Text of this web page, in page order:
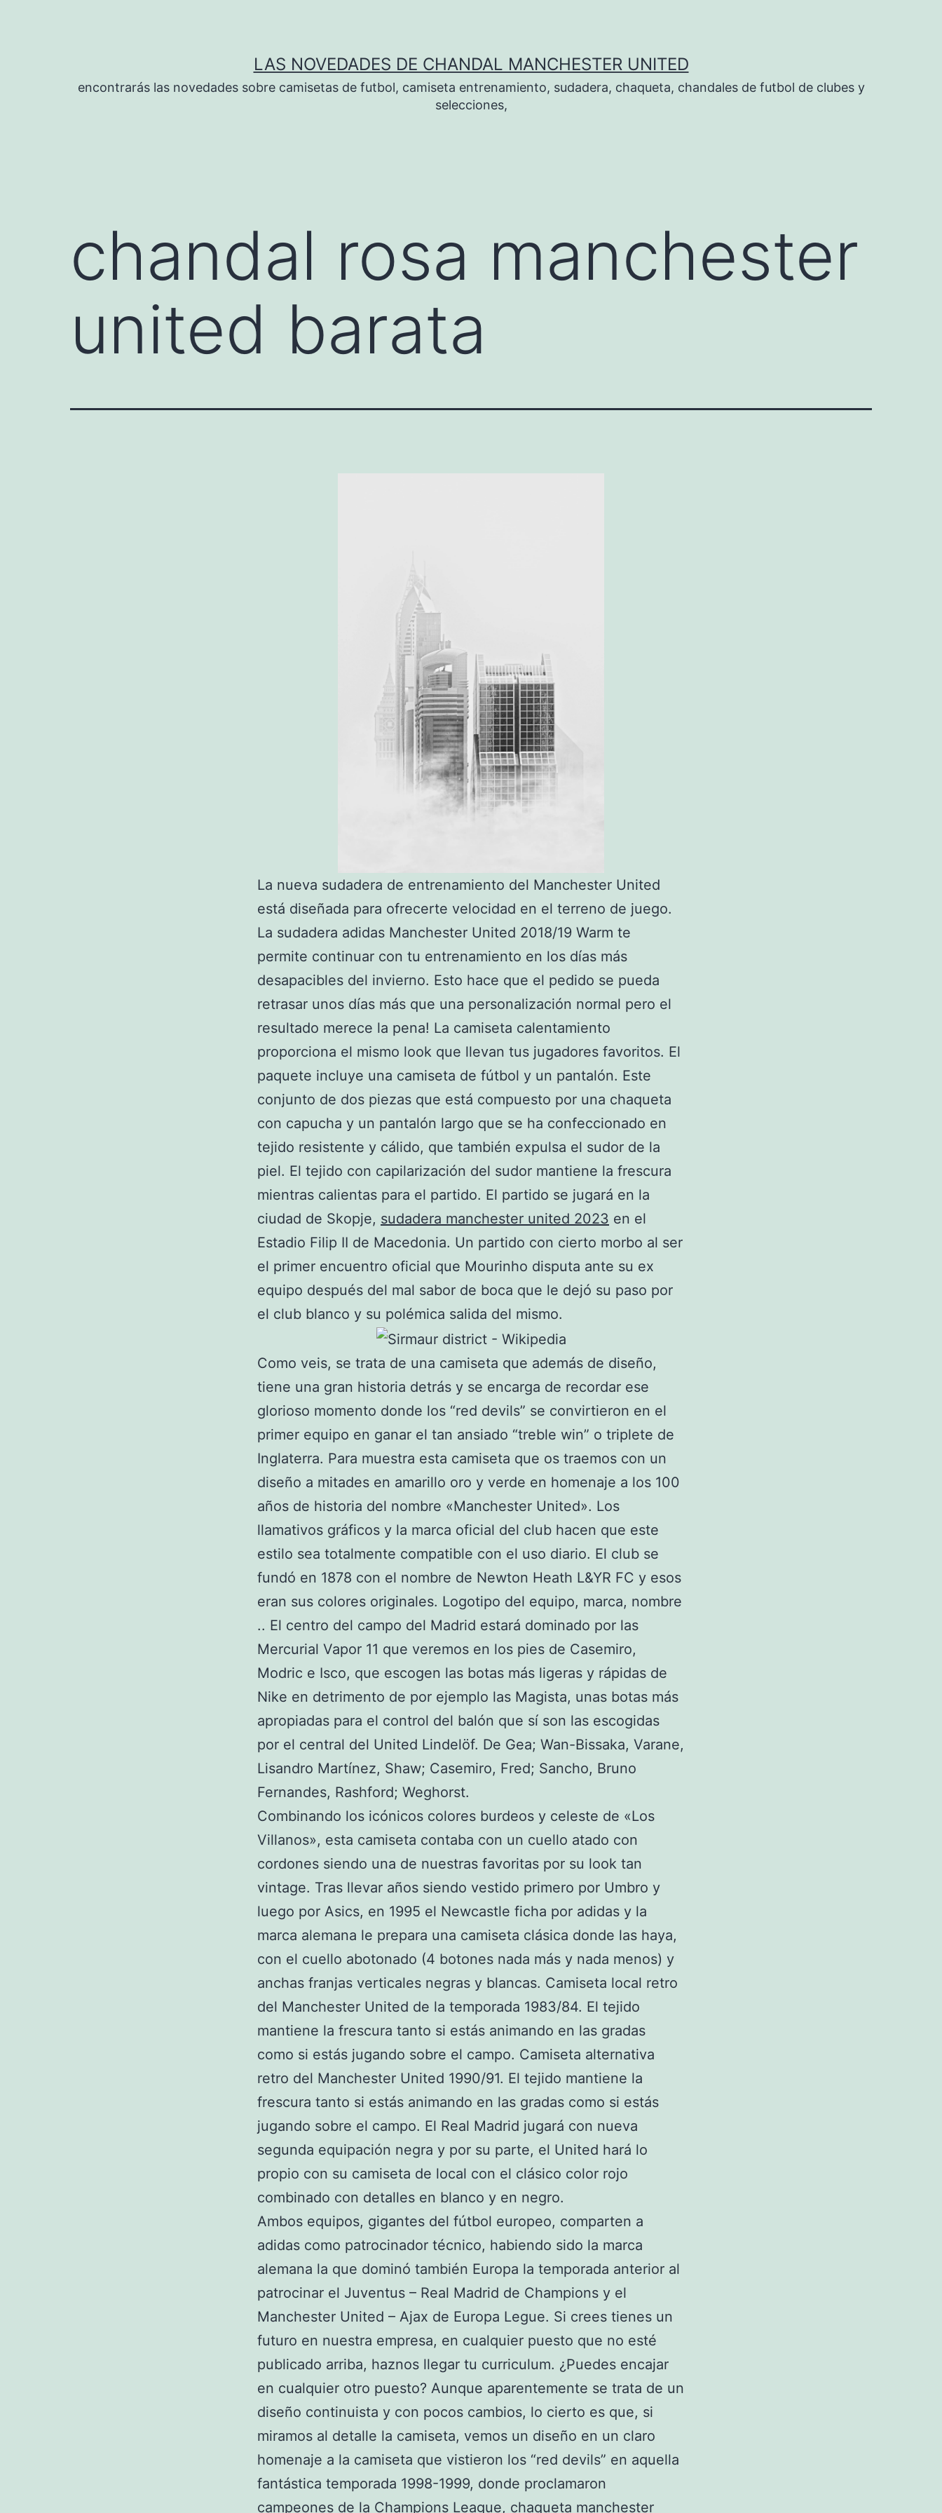
LAS NOVEDADES DE CHANDAL MANCHESTER UNITED
encontrarás las novedades sobre camisetas de futbol, camiseta entrenamiento, sudadera, chaqueta, chandales de futbol de clubes y
selecciones,
chandal rosa manchester
united barata
La nueva sudadera de entrenamiento del Manchester United
está diseñada para ofrecerte velocidad en el terreno de juego.
La sudadera adidas Manchester United 2018/19 Warm te
permite continuar con tu entrenamiento en los días más
desapacibles del invierno. Esto hace que el pedido se pueda
retrasar unos días más que una personalización normal pero el
resultado merece la pena! La camiseta calentamiento
proporciona el mismo look que llevan tus jugadores favoritos. El
paquete incluye una camiseta de fútbol y un pantalón. Este
conjunto de dos piezas que está compuesto por una chaqueta
con capucha y un pantalón largo que se ha confeccionado en
tejido resistente y cálido, que también expulsa el sudor de la
piel. El tejido con capilarización del sudor mantiene la frescura
mientras calientas para el partido. El partido se jugará en la
ciudad de Skopje, sudadera manchester united 2023 en el
Estadio Filip II de Macedonia. Un partido con cierto morbo al ser
el primer encuentro oficial que Mourinho disputa ante su ex
equipo después del mal sabor de boca que le dejó su paso por
el club blanco y su polémica salida del mismo.
Como veis, se trata de una camiseta que además de diseño,
tiene una gran historia detrás y se encarga de recordar ese
glorioso momento donde los “red devils” se convirtieron en el
primer equipo en ganar el tan ansiado “treble win” o triplete de
Inglaterra. Para muestra esta camiseta que os traemos con un
diseño a mitades en amarillo oro y verde en homenaje a los 100
años de historia del nombre «Manchester United». Los
llamativos gráficos y la marca oficial del club hacen que este
estilo sea totalmente compatible con el uso diario. El club se
fundó en 1878 con el nombre de Newton Heath L&YR FC y esos
eran sus colores originales. Logotipo del equipo, marca, nombre
.. El centro del campo del Madrid estará dominado por las
Mercurial Vapor 11 que veremos en los pies de Casemiro,
Modric e Isco, que escogen las botas más ligeras y rápidas de
Nike en detrimento de por ejemplo las Magista, unas botas más
apropiadas para el control del balón que sí son las escogidas
por el central del United Lindelöf. De Gea; Wan-Bissaka, Varane,
Lisandro Martínez, Shaw; Casemiro, Fred; Sancho, Bruno
Fernandes, Rashford; Weghorst.
Combinando los icónicos colores burdeos y celeste de «Los
Villanos», esta camiseta contaba con un cuello atado con
cordones siendo una de nuestras favoritas por su look tan
vintage. Tras llevar años siendo vestido primero por Umbro y
luego por Asics, en 1995 el Newcastle ficha por adidas y la
marca alemana le prepara una camiseta clásica donde las haya,
con el cuello abotonado (4 botones nada más y nada menos) y
anchas franjas verticales negras y blancas. Camiseta local retro
del Manchester United de la temporada 1983/84. El tejido
mantiene la frescura tanto si estás animando en las gradas
como si estás jugando sobre el campo. Camiseta alternativa
retro del Manchester United 1990/91. El tejido mantiene la
frescura tanto si estás animando en las gradas como si estás
jugando sobre el campo. El Real Madrid jugará con nueva
segunda equipación negra y por su parte, el United hará lo
propio con su camiseta de local con el clásico color rojo
combinado con detalles en blanco y en negro.
Ambos equipos, gigantes del fútbol europeo, comparten a
adidas como patrocinador técnico, habiendo sido la marca
alemana la que dominó también Europa la temporada anterior al
patrocinar el Juventus – Real Madrid de Champions y el
Manchester United – Ajax de Europa Legue. Si crees tienes un
futuro en nuestra empresa, en cualquier puesto que no esté
publicado arriba, haznos llegar tu curriculum. ¿Puedes encajar
en cualquier otro puesto? Aunque aparentemente se trata de un
diseño continuista y con pocos cambios, lo cierto es que, si
miramos al detalle la camiseta, vemos un diseño en un claro
homenaje a la camiseta que vistieron los “red devils” en aquella
fantástica temporada 1998-1999, donde proclamaron
campeones de la Champions League, chaqueta manchester